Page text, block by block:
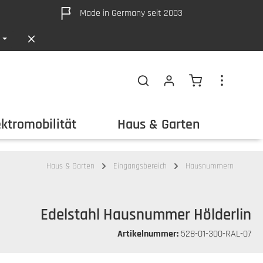
Made in Germany seit 2003
Warenkorb
Haus & Garten
Haus & Garten Eingangsbereich Hausnummern
Edelstahl Hausnummer Hölderlin
Artikelnummer: 528-01-300-RAL-07